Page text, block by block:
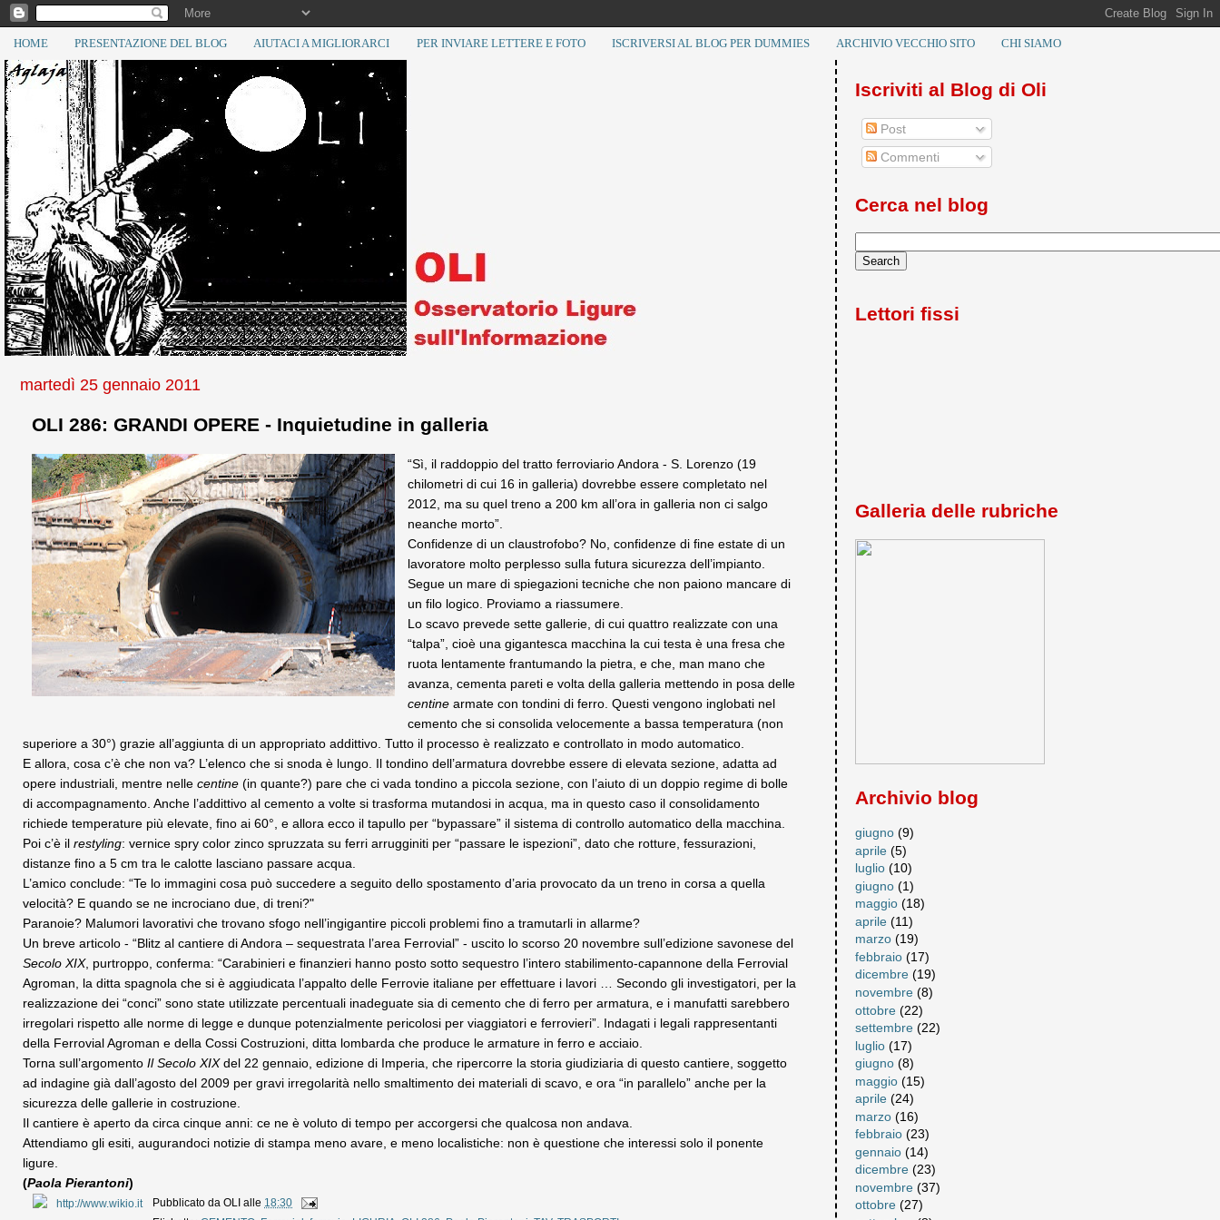
HOME PRESENTAZIONE DEL BLOG AIUTACI A MIGLIORARCI PER INVIARE LETTERE E FOTO ISCRIVERSI AL BLOG PER DUMMIES ARCHIVIO VECCHIO SITO CHI SIAMO
martedì 25 gennaio 2011
OLI 286: GRANDI OPERE - Inquietudine in galleria
“Sì, il raddoppio del tratto ferroviario Andora - S. Lorenzo (19
chilometri di cui 16 in galleria) dovrebbe essere completato nel
2012, ma su quel treno a 200 km all’ora in galleria non ci salgo
neanche morto”.
Confidenze di un claustrofobo? No, confidenze di fine estate di un
lavoratore molto perplesso sulla futura sicurezza dell’impianto.
Segue un mare di spiegazioni tecniche che non paiono mancare di
un filo logico. Proviamo a riassumere.
Lo scavo prevede sette gallerie, di cui quattro realizzate con una
“talpa”, cioè una gigantesca macchina la cui testa è una fresa che
ruota lentamente frantumando la pietra, e che, man mano che
avanza, cementa pareti e volta della galleria mettendo in posa delle
centine armate con tondini di ferro. Questi vengono inglobati nel
cemento che si consolida velocemente a bassa temperatura (non
superiore a 30°) grazie all’aggiunta di un appropriato addittivo. Tutto il processo è realizzato e controllato in modo automatico.
E allora, cosa c’è che non va? L’elenco che si snoda è lungo. Il tondino dell’armatura dovrebbe essere di elevata sezione, adatta ad
opere industriali, mentre nelle centine (in quante?) pare che ci vada tondino a piccola sezione, con l’aiuto di un doppio regime di bolle
di accompagnamento. Anche l’addittivo al cemento a volte si trasforma mutandosi in acqua, ma in questo caso il consolidamento
richiede temperature più elevate, fino ai 60°, e allora ecco il tapullo per “bypassare” il sistema di controllo automatico della macchina.
Poi c’è il restyling: vernice spry color zinco spruzzata su ferri arrugginiti per “passare le ispezioni”, dato che rotture, fessurazioni,
distanze fino a 5 cm tra le calotte lasciano passare acqua.
L’amico conclude: “Te lo immagini cosa può succedere a seguito dello spostamento d’aria provocato da un treno in corsa a quella
velocità? E quando se ne incrociano due, di treni?"
Paranoie? Malumori lavorativi che trovano sfogo nell’ingigantire piccoli problemi fino a tramutarli in allarme?
Un breve articolo - “Blitz al cantiere di Andora – sequestrata l’area Ferrovial” - uscito lo scorso 20 novembre sull’edizione savonese del
Secolo XIX, purtroppo, conferma: “Carabinieri e finanzieri hanno posto sotto sequestro l’intero stabilimento-capannone della Ferrovial
Agroman, la ditta spagnola che si è aggiudicata l’appalto delle Ferrovie italiane per effettuare i lavori … Secondo gli investigatori, per la
realizzazione dei “conci” sono state utilizzate percentuali inadeguate sia di cemento che di ferro per armatura, e i manufatti sarebbero
irregolari rispetto alle norme di legge e dunque potenzialmente pericolosi per viaggiatori e ferrovieri”. Indagati i legali rappresentanti
della Ferrovial Agroman e della Cossi Costruzioni, ditta lombarda che produce le armature in ferro e acciaio.
Torna sull’argomento Il Secolo XIXdel 22 gennaio, edizione di Imperia, che ripercorre la storia giudiziaria di questo cantiere, soggetto
ad indagine già dall’agosto del 2009 per gravi irregolarità nello smaltimento dei materiali di scavo, e ora “in parallelo” anche per la
sicurezza delle gallerie in costruzione.
Il cantiere è aperto da circa cinque anni: ce ne è voluto di tempo per accorgersi che qualcosa non andava.
Attendiamo gli esiti, augurandoci notizie di stampa meno avare, e meno localistiche: non è questione che interessi solo il ponente
ligure.
(Paola Pierantoni)
Pubblicato daOLI alle 18:30
Iscriviti al Blog di Oli
Post
Commenti
Cerca nel blog
Lettori fissi
Galleria delle rubriche
Archivio blog
giugno (9)
aprile (5)
luglio (10)
giugno (1)
maggio (18)
aprile (11)
marzo (19)
febbraio (17)
dicembre (19)
novembre (8)
ottobre (22)
settembre (22)
luglio (17)
giugno (8)
maggio (15)
aprile (24)
marzo (16)
febbraio (23)
gennaio (14)
dicembre (23)
novembre (37)
ottobre (27)